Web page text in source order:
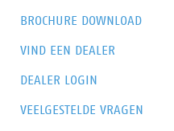
BROCHURE DOWNLOAD
VIND EEN DEALER
DEALER LOGIN
VEELGESTELDE VRAGEN